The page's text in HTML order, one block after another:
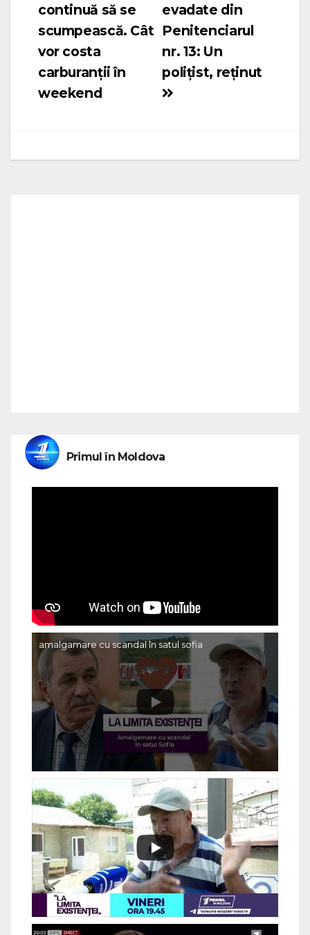
în
evadate din
Penitenciarul
nr. 13: Un
polițist, reținut
continuă să se
scumpească. Cât
vor costa
carburanții în
weekend
Primul în Moldova
amalgamare cu scandal în satul sofia